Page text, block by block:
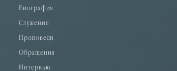
Биография
Служения
Проповеди
Обращения
Интервью